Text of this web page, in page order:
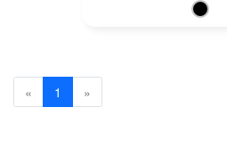
« Previous
1 (current)
»